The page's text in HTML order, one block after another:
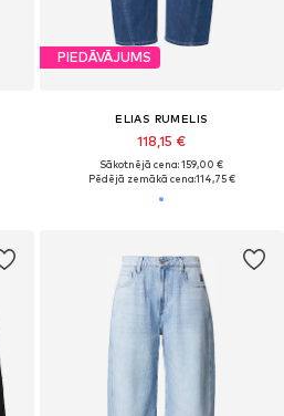
PIEDĀVĀJUMS
ELIAS RUMELIS
118,15 €
Sākotnējā cena: 159,00 €
Pēdējā zemākā cena:114,75 €